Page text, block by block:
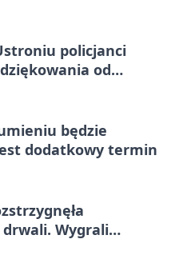
policjanci
od
będzie
dodatkowy termin
Wygrali